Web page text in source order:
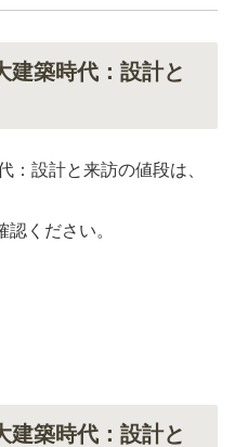
建築時代：設計と
：設計と来訪の値段は、
ください。
建築時代：設計と